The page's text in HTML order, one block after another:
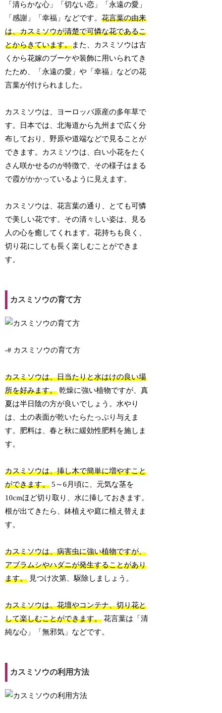
「清らかな心」「切ない恋」「永遠の愛」
「感謝」「幸福」などです。花言葉の由来
は、カスミソウが清楚で可憐な花であるこ
とからきています。また、カスミソウは古
くから花嫁のブーケや装飾に用いられてき
たため、「永遠の愛」や「幸福」などの花
言葉が付けられました。
カスミソウは、ヨーロッパ原産の多年草で
す。日本では、北海道から九州まで広く分
布しており、野原や道端などで見ることが
できます。カスミソウは、白い小花をたく
さん咲かせるのが特徴で、その様子はまる
で霞がかかっているように見えます。
カスミソウは、花言葉の通り、とても可憐
で美しい花です。その清々しい姿は、見る
人の心を癒してくれます。花持ちも良く、
切り花にしても長く楽しむことができま
す。
カスミソウの育て方
-# カスミソウの育て方
カスミソウは、日当たりと水はけの良い場
所を好みます。 乾燥に強い植物ですが、真
夏は半日陰の方が良いでしょう。水やり
は、土の表面が乾いたらたっぷり与えま
す。肥料は、春と秋に緩効性肥料を施しま
す。
カスミソウは、挿し木で簡単に増やすこと
ができます。 5～6月頃に、元気な茎を
10cmほど切り取り、水に挿しておきます。
根が出てきたら、鉢植えや庭に植え替えま
す。
カスミソウは、病害虫に強い植物ですが、
アブラムシやハダニが発生することがあり
ます。 見つけ次第、駆除しましょう。
カスミソウは、花壇やコンテナ、切り花と
して楽しむことができます。 花言葉は「清
純な心」「無邪気」などです。
カスミソウの利用方法